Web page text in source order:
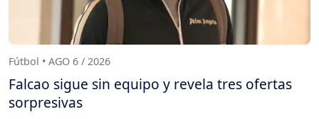
Fútbol • AGO 6 / 2026
Falcao sigue sin equipo y revela tres ofertas
sorpresivas